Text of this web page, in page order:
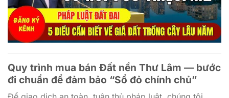
Quy trình mua bán Đất nền Thư Lâm — bước
đi chuẩn để đảm bảo “Sổ đỏ chính chủ”